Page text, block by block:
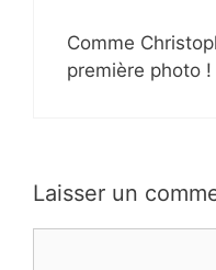
Comme
première photo !
Laisser un